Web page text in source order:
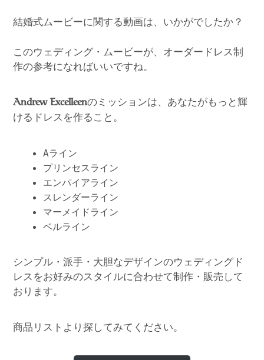
結婚式ムービーに関する動画は、いかがでしたか？
このウェディング・ムービーが、オーダードレス制
作の参考になればいいですね。
Andrew Excelleenのミッションは、あなたがもっと輝
けるドレスを作ること。
Aライン
プリンセスライン
エンパイアライン
スレンダーライン
マーメイドライン
ベルライン
シンプル・派手・大胆なデザインのウェディングド
レスをお好みのスタイルに合わせて制作・販売して
おります。
商品リストより探してみてください。